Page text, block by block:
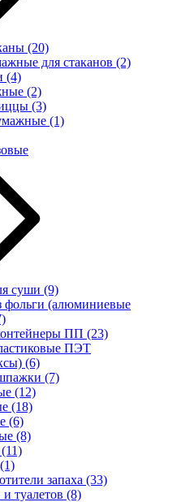
(20)
для стаканов (2)
(4)
(2)
(3)
(1)
суши (9)
фольги (алюминиевые
ПП (23)
ПЭТ
(6)
(7)
(12)
(18)
(6)
(8)
(11)
(1)
запаха (33)
туалетов (8)